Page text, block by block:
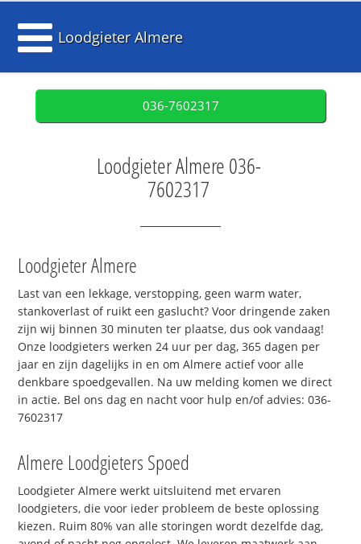
Loodgieter Almere
036-7602317
Loodgieter Almere 036-
7602317
Loodgieter Almere
Last van een lekkage, verstopping, geen warm water,
stankoverlast of ruikt een gaslucht? Voor dringende zaken
zijn wij binnen 30 minuten ter plaatse, dus ook vandaag!
Onze loodgieters werken 24 uur per dag, 365 dagen per
jaar en zijn dagelijks in en om Almere actief voor alle
denkbare spoedgevallen. Na uw melding komen we direct
in actie. Bel ons dag en nacht voor hulp en/of advies: 036-
7602317
Almere Loodgieters Spoed
Loodgieter Almere werkt uitsluitend met ervaren
loodgieters, die voor ieder probleem de beste oplossing
kiezen. Ruim 80% van alle storingen wordt dezelfde dag,